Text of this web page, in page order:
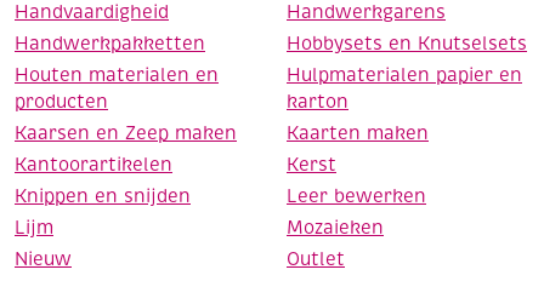
Handvaardigheid
Handwerkgarens
Handwerkpakketten
Hobbysets en Knutselsets
Houten materialen en
producten
Hulpmaterialen papier en
karton
Kaarsen en Zeep maken
Kaarten maken
Kantoorartikelen
Kerst
Knippen en snijden
Leer bewerken
Lijm
Mozaieken
Nieuw
Outlet